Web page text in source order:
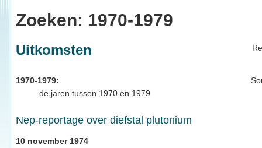
Zoeken: 1970-1979
Uitkomsten
1970-1979:
de jaren tussen 1970 en 1979
Nep-reportage over diefstal plutonium
10 november 1974